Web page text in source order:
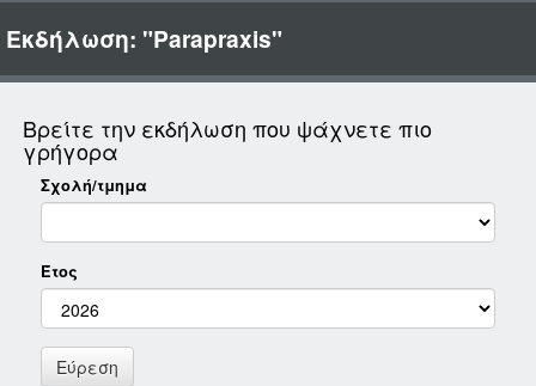
Εκδήλωση: "Parapraxis"
Βρείτε την εκδήλωση που ψάχνετε πιο
γρήγορα
Σχολή/τμημα
Έτος